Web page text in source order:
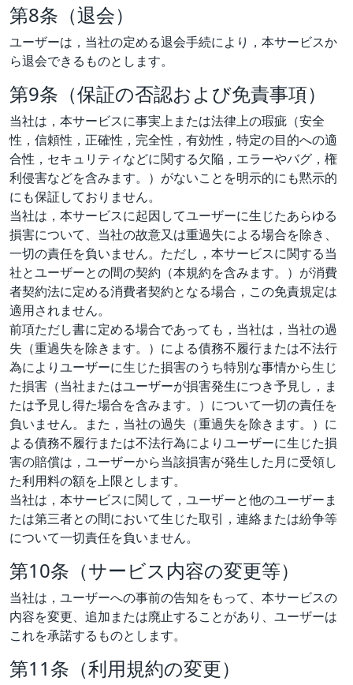
第8条（退会）
ユーザーは，当社の定める退会手続により，本サービスか
ら退会できるものとします。
第9条（保証の否認および免責事項）
当社は，本サービスに事実上または法律上の瑕疵（安全
性，信頼性，正確性，完全性，有効性，特定の目的への適
合性，セキュリティなどに関する欠陥，エラーやバグ，権
利侵害などを含みます。）がないことを明示的にも黙示的
にも保証しておりません。
当社は，本サービスに起因してユーザーに生じたあらゆる
損害について、当社の故意又は重過失による場合を除き、
一切の責任を負いません。ただし，本サービスに関する当
社とユーザーとの間の契約（本規約を含みます。）が消費
者契約法に定める消費者契約となる場合，この免責規定は
適用されません。
前項ただし書に定める場合であっても，当社は，当社の過
失（重過失を除きます。）による債務不履行または不法行
為によりユーザーに生じた損害のうち特別な事情から生じ
た損害（当社またはユーザーが損害発生につき予見し，ま
たは予見し得た場合を含みます。）について一切の責任を
負いません。また，当社の過失（重過失を除きます。）に
よる債務不履行または不法行為によりユーザーに生じた損
害の賠償は，ユーザーから当該損害が発生した月に受領し
た利用料の額を上限とします。
当社は，本サービスに関して，ユーザーと他のユーザーま
たは第三者との間において生じた取引，連絡または紛争等
について一切責任を負いません。
第10条（サービス内容の変更等）
当社は，ユーザーへの事前の告知をもって、本サービスの
内容を変更、追加または廃止することがあり、ユーザーは
これを承諾するものとします。
第11条（利用規約の変更）